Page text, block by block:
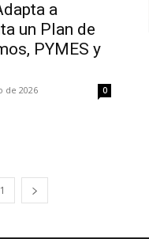
a
un Plan de
PYMES y
de 2026 0